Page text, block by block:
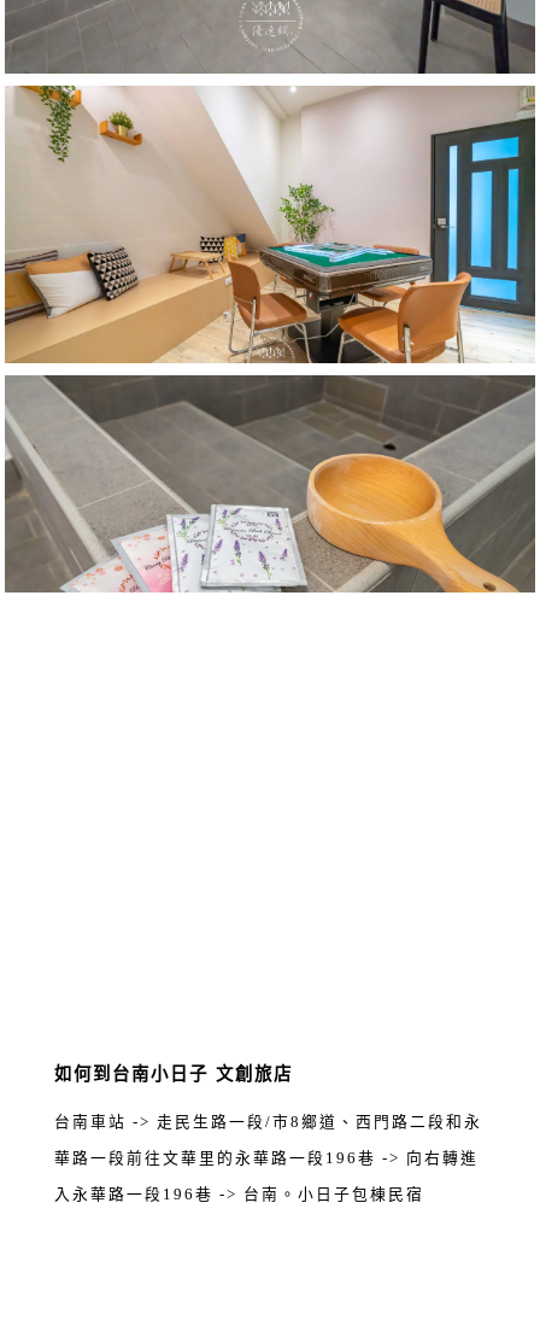
如何到台南小日子 文創旅店
台南車站 -> 走民生路一段/市8鄉道、西門路二段和永
華路一段前往文華里的永華路一段196巷 -> 向右轉進
入永華路一段196巷 -> 台南。小日子包棟民宿